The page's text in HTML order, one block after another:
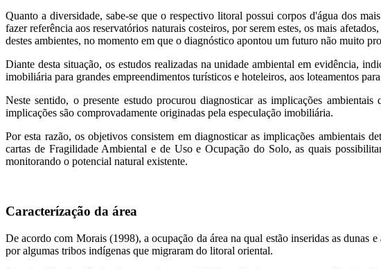
Quanto a diversidade, sabe-se que o respectivo litoral possui corpos d'água dos
fazer referência aos reservatórios naturais costeiros, por serem estes, os mais
destes ambientes, no momento em que o diagnóstico apontou um futuro não muito
Diante desta situação, os estudos realizadas na unidade ambiental em evidência,
imobiliária para grandes empreendimentos turísticos e hoteleiros, aos loteamentos
Neste sentido, o presente estudo procurou diagnosticar as implicações
implicações são comprovadamente originadas pela especulação imobiliária.
Por esta razão, os objetivos consistem em diagnosticar as implicações ambientais
cartas de Fragilidade Ambiental e de Uso e Ocupação do Solo, as quais
monitorando o potencial natural existente.
Caracterízação da área
De acordo com Morais (1998), a ocupação da área na qual estão inseridas as
por algumas tribos indígenas que migraram do litoral oriental.